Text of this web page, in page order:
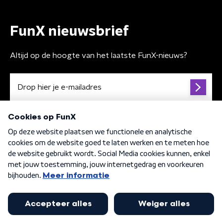
FunX nieuwsbrief
Altijd op de hoogte van het laatste FunX-nieuws?
Algemene voorwaarden Privacybeleid